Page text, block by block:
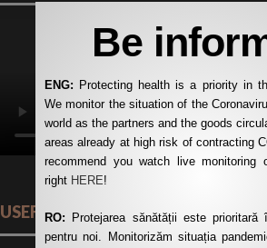
USEFUL LINKS
Be
ENG: Protecting health is a priority in
We monitor the situation of the
world as the partners and the goods
areas already at high risk of contracting
recommend you watch live monitoring
right HERE!
RO: Protejarea sănătății este prioritară
pentru noi. Monitorizăm situația